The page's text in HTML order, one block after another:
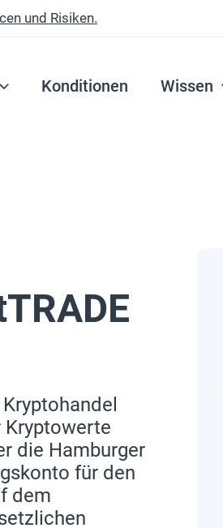
und Risiken.
Konditionen Wissen
Kryptowerte
die Hamburger
für den
dem